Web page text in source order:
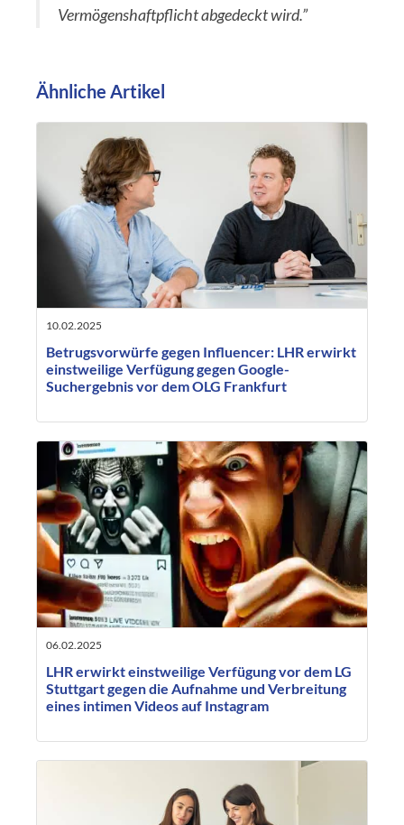
Vermögenshaftpflicht abgedeckt wird.”
Ähnliche Artikel
10.02.2025
Betrugsvorwürfe gegen Influencer: LHR erwirkt
einstweilige Verfügung gegen Google-
Suchergebnis vor dem OLG Frankfurt
06.02.2025
LHR erwirkt einstweilige Verfügung vor dem LG
Stuttgart gegen die Aufnahme und Verbreitung
eines intimen Videos auf Instagram